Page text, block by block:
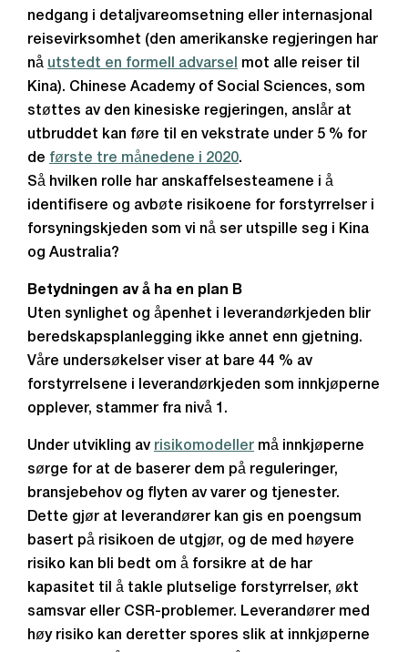
nedgang i detaljvareomsetning eller internasjonal
reisevirksomhet (den amerikanske regjeringen har
nå utstedt en formell advarsel
mot alle reiser til
Kina). Chinese Academy of Social Sciences, som
støttes av den kinesiske regjeringen, anslår at
utbruddet kan føre til en vekstrate under 5 % for
de første tre månedene i 2020.
Så hvilken rolle har anskaffelsesteamene i å
identifisere og avbøte risikoene for forstyrrelser i
forsyningskjeden som vi nå ser utspille seg i Kina
og Australia?
Betydningen av å ha en plan B
Uten synlighet og åpenhet i leverandørkjeden blir
beredskapsplanlegging ikke annet enn gjetning.
Våre undersøkelser viser at bare 44 % av
forstyrrelsene i leverandørkjeden som innkjøperne
opplever, stammer fra nivå 1.
Under utvikling av risikomodeller må innkjøperne
sørge for at de baserer dem på reguleringer,
bransjebehov og flyten av varer og tjenester.
Dette gjør at leverandører kan gis en poengsum
basert på risikoen de utgjør, og de med høyere
risiko kan bli bedt om å forsikre at de har
kapasitet til å takle plutselige forstyrrelser, økt
samsvar eller CSR-problemer. Leverandører med
høy risiko kan deretter spores slik at innkjøperne